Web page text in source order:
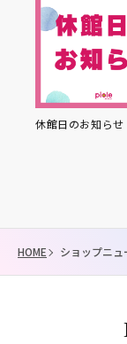
休館日のお知らせ
HOME ショップニュ